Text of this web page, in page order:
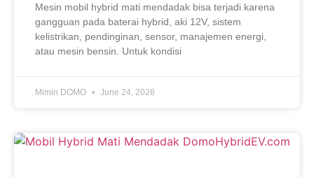
Mesin mobil hybrid mati mendadak bisa terjadi karena
gangguan pada baterai hybrid, aki 12V, sistem
kelistrikan, pendinginan, sensor, manajemen energi,
atau mesin bensin. Untuk kondisi
Mimin DOMO June 24, 2026